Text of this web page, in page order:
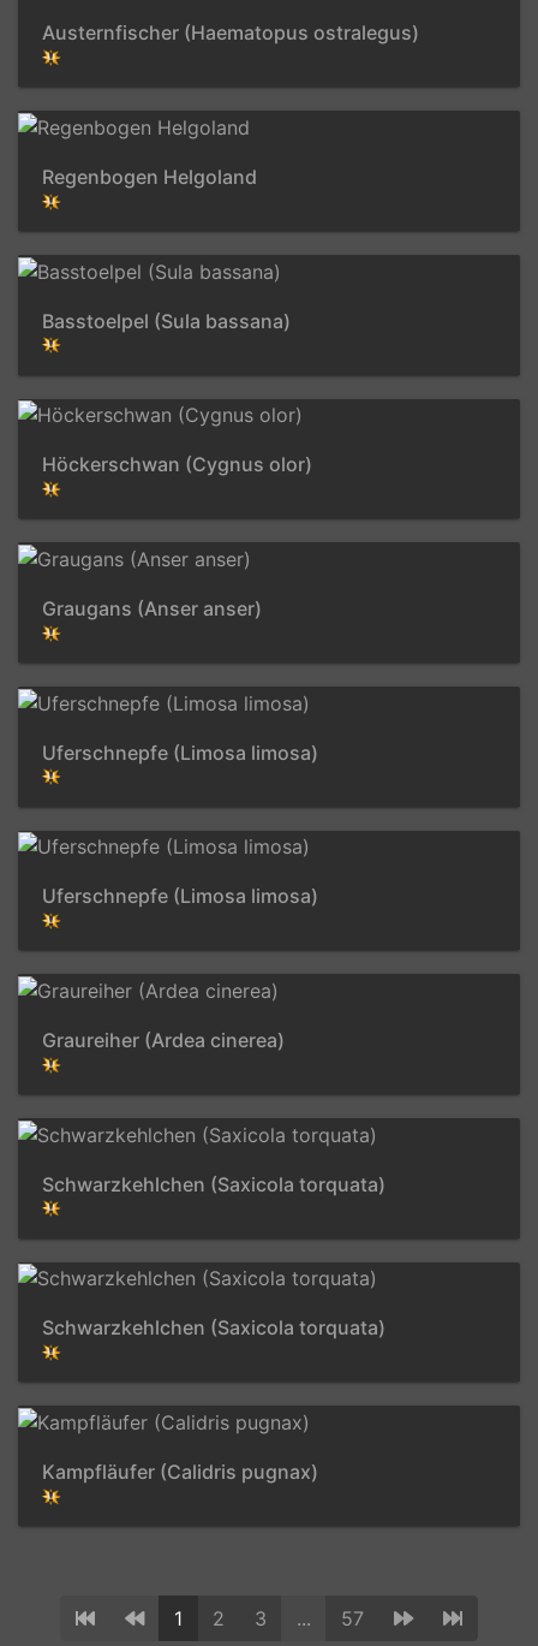
Austernfischer (Haematopus ostralegus)
Regenbogen Helgoland
Basstoelpel (Sula bassana)
Höckerschwan (Cygnus olor)
Graugans (Anser anser)
Uferschnepfe (Limosa limosa)
Uferschnepfe (Limosa limosa)
Graureiher (Ardea cinerea)
Schwarzkehlchen (Saxicola torquata)
Schwarzkehlchen (Saxicola torquata)
Kampfläufer (Calidris pugnax)
1 2 3 ... 57